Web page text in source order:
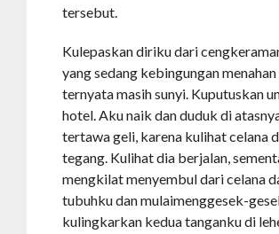
tersebut.
Kulepaskan diriku dari
yang sedang kebingungan
ternyata masih sunyi. Kuputuskan
hotel. Aku naik dan duduk di
tertawa geli, karena kulihat celana
tegang. Kulihat dia berjalan,
mengkilat menyembul dari celana
tubuhku dan mulaimenggesek-
kulingkarkan kedua tanganku di